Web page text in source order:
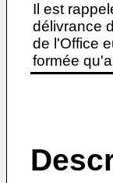
Il est
délivrance
de l'Office
formée